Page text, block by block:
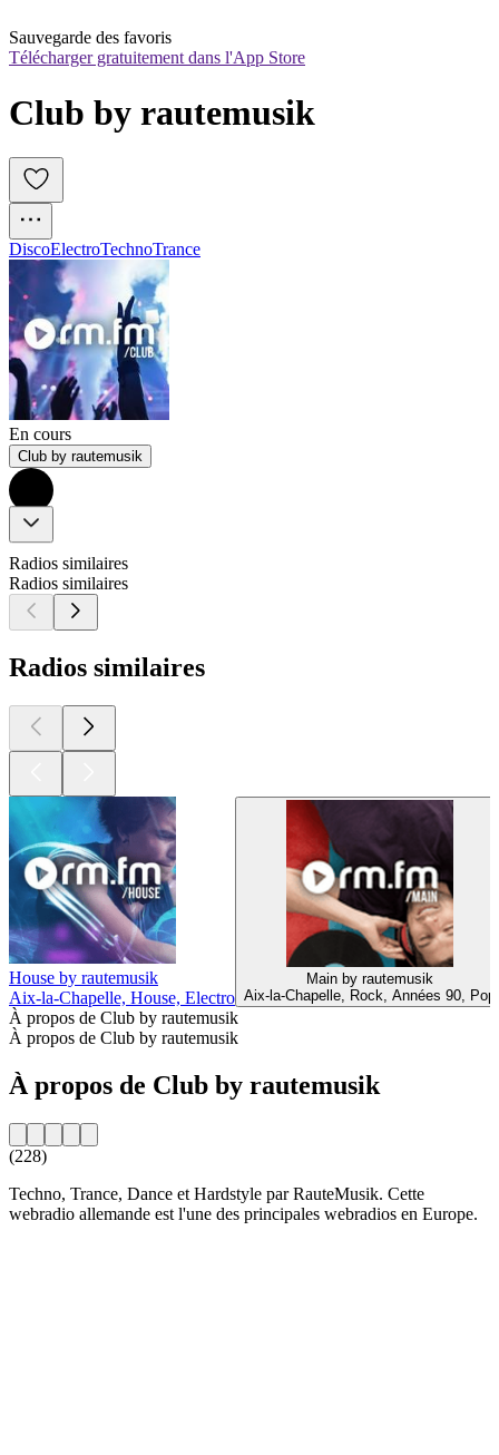
Sauvegarde des favoris
Télécharger gratuitement dans l'App Store
Club by rautemusik
DiscoElectroTechnoTrance
En cours
Club by rautemusik
Radios similaires
Radios similaires
Radios similaires
House by rautemusik
Aix-la-Chapelle, House, Electro
Main by rautemusik
Aix-la-Chapelle, Rock, Années 90, Pop
À propos de Club by rautemusik
À propos de Club by rautemusik
À propos de Club by rautemusik
(228)
Techno, Trance, Dance et Hardstyle par RauteMusik. Cette
webradio allemande est l'une des principales webradios en Europe.